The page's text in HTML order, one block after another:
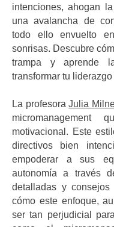
intenciones, ahogan
una avalancha de
todo ello envuelto
sonrisas. Descubre
trampa y aprende
transformar tu
La profesoraJulia
motivacional. Este
directivos bien
empoderar a sus
autonomía a través
detalladas y
cómo este enfoque,
ser tan perjudicial